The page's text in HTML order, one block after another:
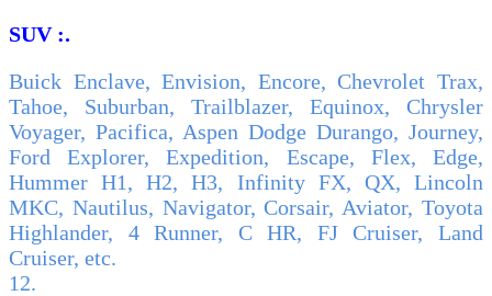
SUV :.
Buick Enclave, Envision, Encore, Chevrolet Trax,
Tahoe, Suburban, Trailblazer, Equinox, Chrysler
Voyager, Pacifica, Aspen Dodge Durango, Journey,
Ford Explorer, Expedition, Escape, Flex, Edge,
Hummer H1, H2, H3, Infinity FX, QX, Lincoln
MKC, Nautilus, Navigator, Corsair, Aviator, Toyota
Highlander, 4 Runner, C HR, FJ Cruiser, Land
Cruiser, etc.
12.